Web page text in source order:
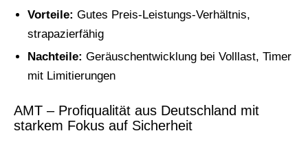
Vorteile: Gutes Preis-Leistungs-Verhältnis,
strapazierfähig
Nachteile: Geräuschentwicklung bei Volllast, Timer
mit Limitierungen
AMT – Profiqualität aus Deutschland mit
starkem Fokus auf Sicherheit